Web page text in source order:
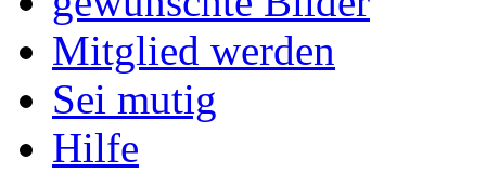
Mitglied werden
Sei mutig
Hilfe